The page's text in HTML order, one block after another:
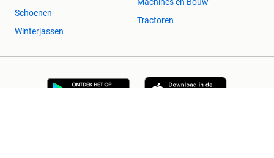
Schoenen
Winterjassen
Machines en Bouw
Tractoren